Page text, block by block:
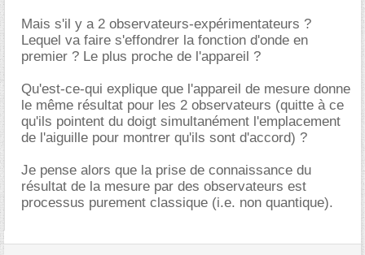
Mais s'il y a 2 observateurs-expérimentateurs ?
Lequel va faire s'effondrer la fonction d'onde en
premier ? Le plus proche de l'appareil ?
Qu'est-ce-qui explique que l'appareil de mesure donne
le même résultat pour les 2 observateurs (quitte à ce
qu'ils pointent du doigt simultanément l'emplacement
de l'aiguille pour montrer qu'ils sont d'accord) ?
Je pense alors que la prise de connaissance du
résultat de la mesure par des observateurs est
processus purement classique (i.e. non quantique).